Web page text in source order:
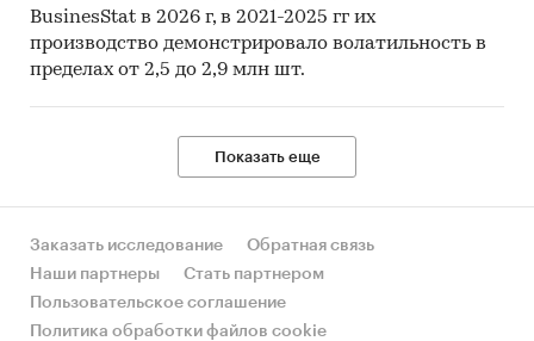
BusinesStat в 2026 г, в 2021-2025 гг их
производство демонстрировало волатильность в
пределах от 2,5 до 2,9 млн шт.
Показать еще
Заказать исследование
Обратная связь
Наши партнеры
Стать партнером
Пользовательское соглашение
Политика обработки файлов cookie